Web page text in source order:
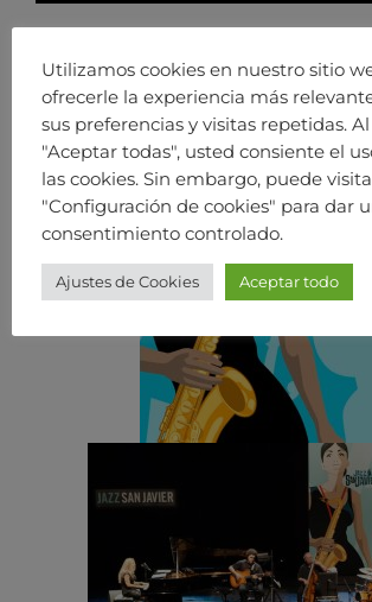
Utilizamos cookies en nuestro sitio
ofrecerle la experiencia más
sus preferencias y visitas repetidas.
"Aceptar todas", usted consiente el
las cookies. Sin embargo, puede
"Configuración de cookies" para dar
consentimiento controlado.
Ajustes de Cookies Aceptar todo